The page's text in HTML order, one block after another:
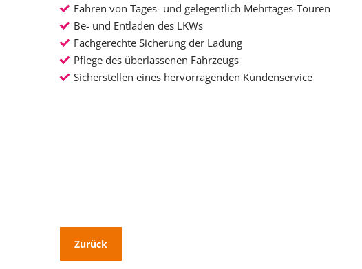
Fahren von Tages- und gelegentlich Mehrtages-Touren
Be- und Entladen des LKWs
Fachgerechte Sicherung der Ladung
Pflege des überlassenen Fahrzeugs
Sicherstellen eines hervorragenden Kundenservice
Zurück